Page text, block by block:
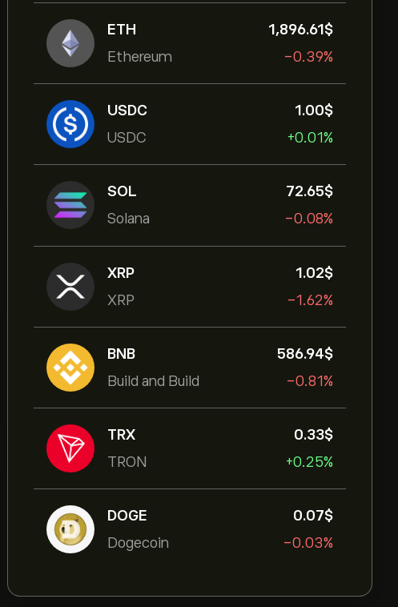
ETH
Ethereum
1,896.61‎$‎
-0.39%
USDC
USDC
1.00‎$‎
+0.01%
SOL
Solana
72.65‎$‎
-0.08%
XRP
XRP
1.02‎$‎
-1.62%
BNB
Build and Build
586.94‎$‎
-0.81%
TRX
TRON
0.33‎$‎
+0.25%
DOGE
Dogecoin
0.07‎$‎
-0.03%